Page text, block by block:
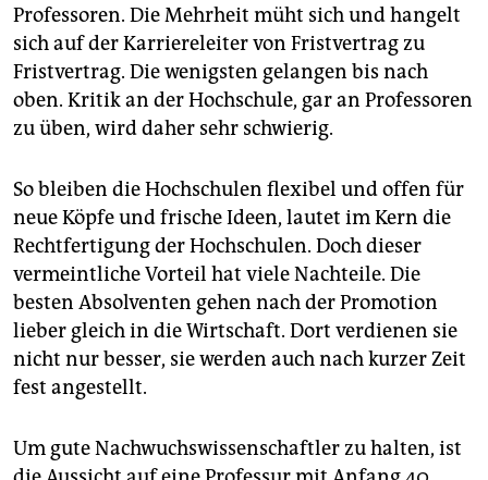
Professoren. Die Mehrheit müht sich und hangelt
sich auf der Karriereleiter von Fristvertrag zu
Fristvertrag. Die wenigsten gelangen bis nach
oben. Kritik an der Hochschule, gar an Professoren
zu üben, wird daher sehr schwierig.
So bleiben die Hochschulen flexibel und offen für
neue Köpfe und frische Ideen, lautet im Kern die
Rechtfertigung der Hochschulen. Doch dieser
vermeintliche Vorteil hat viele Nachteile. Die
besten Absolventen gehen nach der Promotion
lieber gleich in die Wirtschaft. Dort verdienen sie
nicht nur besser, sie werden auch nach kurzer Zeit
fest angestellt.
Um gute Nachwuchswissenschaftler zu halten, ist